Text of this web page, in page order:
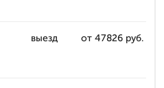
выезд от 47826 руб.